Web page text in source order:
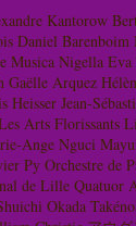
Kantorow
Daniel Barenboim
Musica Nigella
Gaëlle Arquez
Heisser Jean-
Arts Florissants
Ange Nguci
Py Orchestre de
de Lille Quatuor
Okada